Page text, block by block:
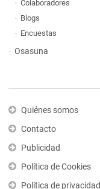
Colaboradores
Blogs
Encuestas
Osasuna
Quiénes somos
Contacto
Publicidad
Política de Cookies
Política de privacidad